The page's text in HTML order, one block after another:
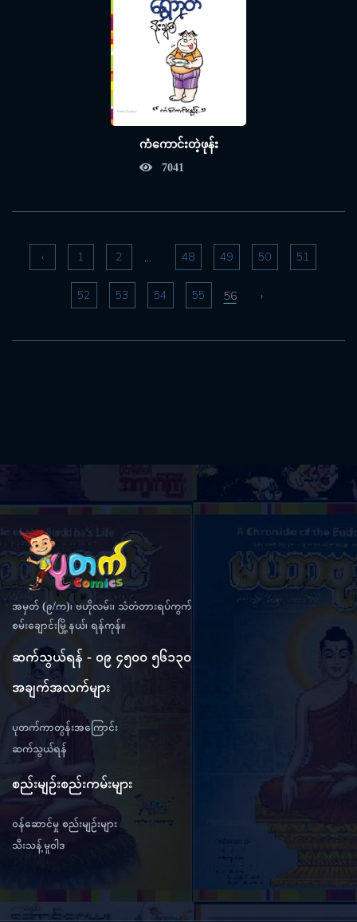
ကံကောင်းတဲ့ဖုန်း
7041
‹ 1 2 ... 48 49 50 51
52 53 54 55 56 ›
အမှတ် (၉/က)၊ ဗဟိုလမ်း၊ သံတံတားရပ်ကွက်
စမ်းချောင်းမြို့နယ်၊ ရန်ကုန်။
ဆက်သွယ်ရန် - ၀၉ ၄၅၀၀ ၅၆၁၃၀
အချက်အလက်များ
ပုတက်ကာတွန်းအကြောင်း
ဆက်သွယ်ရန်
စည်းမျဉ်းစည်းကမ်းများ
ဝန်ဆောင်မှု စည်းမျဉ်းများ
သီးသန့်မူဝါဒ